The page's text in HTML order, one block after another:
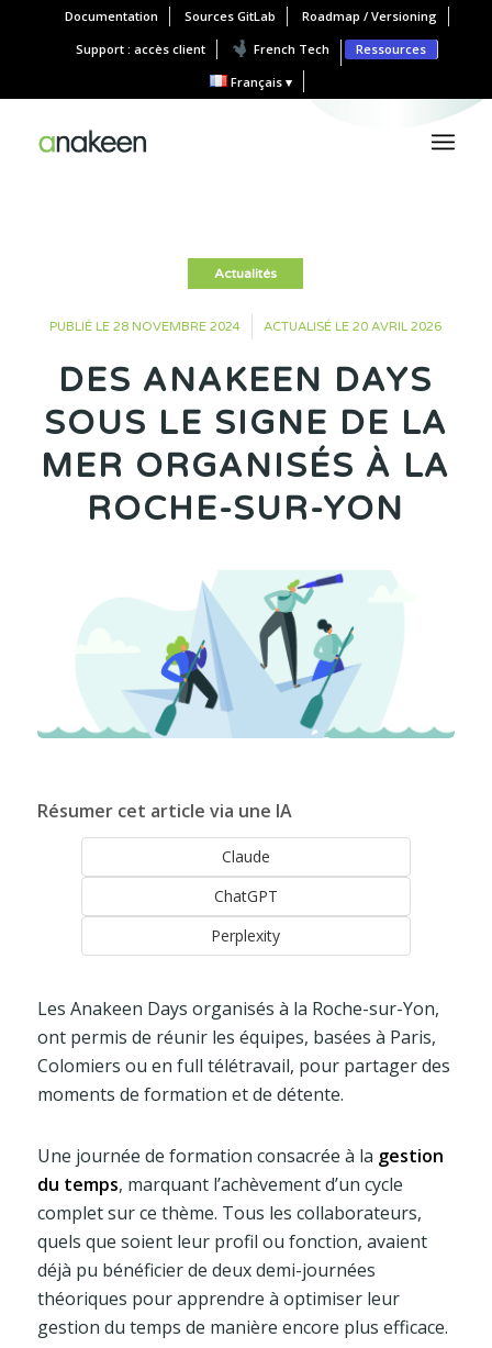
Documentation Sources GitLab
Roadmap / Versioning
Support : accès client
French Tech
Ressources
Français
Actualités
PUBLIÉ LE 28 NOVEMBRE 2024
• ACTUALISÉ LE 20 AVRIL 2026
DES ANAKEEN DAYS
SOUS LE SIGNE DE LA
MER ORGANISÉS À LA
ROCHE-SUR-YON
Résumer cet article via une IA
Claude
ChatGPT
Perplexity
Les Anakeen Days organisés à la Roche-sur-Yon,
ont permis de réunir les équipes, basées à Paris,
Colomiers ou en full télétravail, pour partager des
moments de formation et de détente.
Une journée de formation consacrée à la gestion
du temps, marquant l’achèvement d’un cycle
complet sur ce thème. Tous les collaborateurs,
quels que soient leur profil ou fonction, avaient
déjà pu bénéficier de deux demi-journées
théoriques pour apprendre à optimiser leur
gestion du temps de manière encore plus efficace.